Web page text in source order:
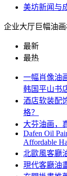
美坊新闻与
企业大厅巨幅油
最新
最热
一幅肖像油
韩国平山书
酒店软装配
格？
大芬油画，
Dafen Oil
Affordable
北歐風客廳
現代客廳油